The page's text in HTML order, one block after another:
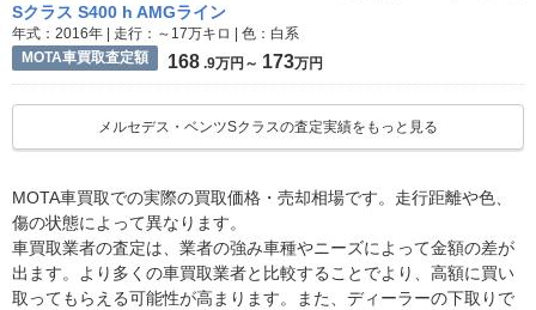
Sクラス S400 h AMGライン
年式：2016年 | 走行：～17万キロ | 色：白系
MOTA車買取査定額
168 .9万円～ 173万円
メルセデス・ベンツSクラスの査定実績をもっと見る
MOTA車買取での実際の買取価格・売却相場です。走行距離や色、
傷の状態によって異なります。
車買取業者の査定は、業者の強み車種やニーズによって金額の差が
出ます。より多くの車買取業者と比較することでより、高額に買い
取ってもらえる可能性が高まります。また、ディーラーの下取りで